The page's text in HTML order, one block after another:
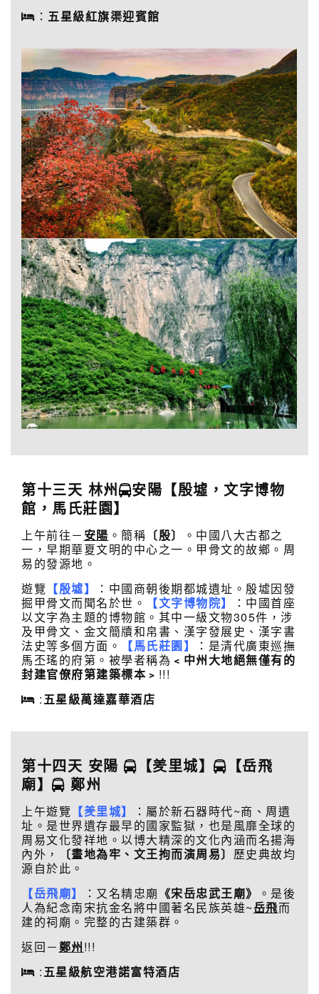
： 五星級紅旗渠迎賓館
第十三天 林州 安陽 【殷墟，文字博物
館，馬氏莊園】
上午前往－ 安陽 。簡稱 〔殷〕
。中國八大古都之
一，早期華夏文明的中心之一。甲骨文的故鄉。周
易的發源地。
遊覽 【殷墟】
：中國商朝後期都城遺址。殷墟因發
掘甲骨文而聞名於世。
【文字博物院】
：中國首座
以文字為主題的博物館。其中一級文物305件，涉
及甲骨文、金文簡牘和帛書、漢字發展史、漢字書
法史等多個方面。
【馬氏莊園】
：是清代廣東巡撫
馬丕瑤的府第。被學者稱為 ﹤中州大地絕無僅有的
封建官僚府第建築標本﹥ !!!
:五星級萬達嘉華酒店
第十四天 安陽 【羑里城】
【岳飛
廟】
鄭州
上午遊覽 【羑里城】
：屬於新石器時代~商、周遺
址。是世界遺存最早的國家監獄，也是風靡全球的
周易文化發祥地。以博大精深的文化內涵而名揚海
內外，
〔畫地為牢、文王拘而演周易〕 歷史典故均
源自於此。
【岳飛廟】
：又名精忠廟 《宋岳忠武王廟》
。是後
人為紀念南宋抗金名將中國著名民族英雄~岳飛而
建的祠廟。完整的古建築群。
返回－鄭州!!!
:五星級航空港諾富特酒店